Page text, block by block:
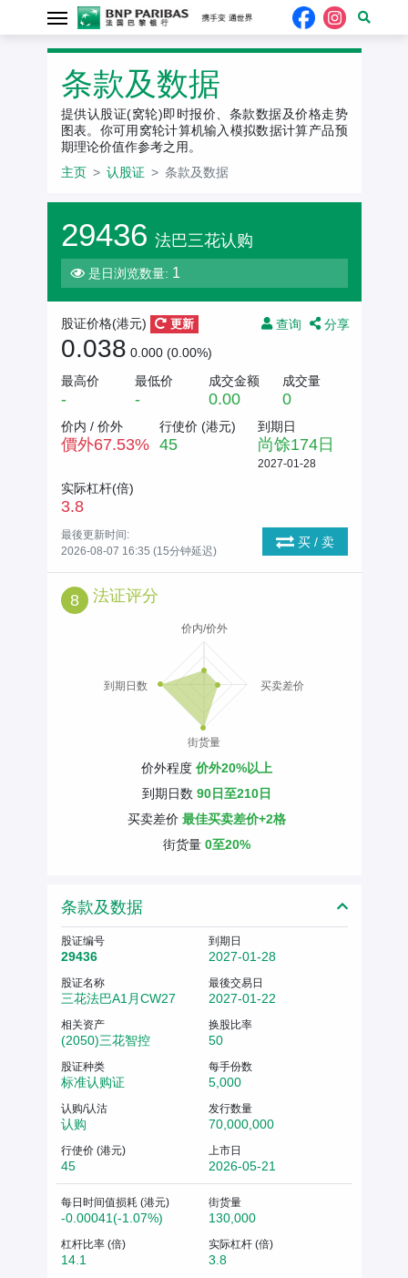
条款及数据
提供认股证(窝轮)即时报价、条款数据及价格走势
图表。你可用窝轮计算机输入模拟数据计算产品预
期理论价值作参考之用。
主页
认股证 条款及数据
29436 法巴三花认购
是日浏览数量: 1
查询 分享
股证价格(港元) 更新
0.038 0.000 (0.00%)
最高价
-
最低价
-
成交金额
0.00
成交量
0
价内 / 价外
價外67.53%
行使价 (港元)
45
到期日
尚馀174日
2027-01-28
实际杠杆(倍)
3.8
最後更新时间:
2026-08-07 16:35 (15分钟延迟)
买 / 卖
8 法证评分
价内/价外
买卖差价
街货量
到期日数
价外程度 价外20%以上
到期日数 90日至210日
买卖差价 最佳买卖差价+2格
街货量 0至20%
条款及数据
股证编号
29436
到期日
2027-01-28
股证名称
三花法巴A1月CW27
最後交易日
2027-01-22
相关资产
(2050)三花智控
换股比率
50
股证种类
标准认购证
每手份数
5,000
认购/认沽
认购
发行数量
70,000,000
行使价 (港元)
45
上市日
2026-05-21
每日时间值损耗 (港元)
-0.00041(-1.07%)
街货量
130,000
杠杆比率 (倍)
14.1
实际杠杆 (倍)
3.8